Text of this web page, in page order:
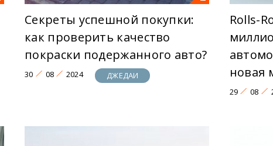
Секреты успешной покупки:
как проверить качество
покраски подержанного авто?
30 08 2024 ДЖЕДАИ
Rolls-
новая
29 08